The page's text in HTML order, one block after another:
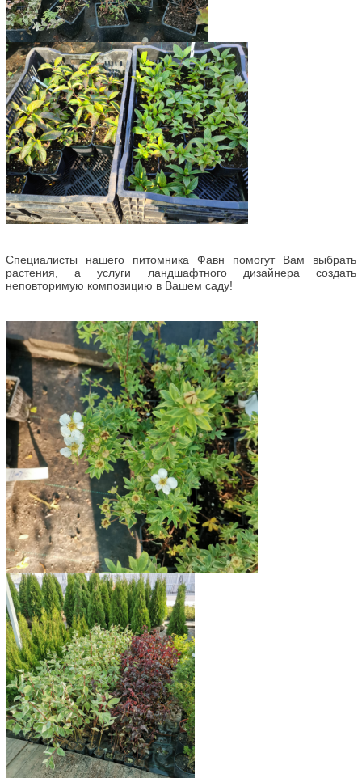
Специалисты нашего питомника Фавн помогут Вам выбрать
растения, а услуги ландшафтного дизайнера создать
неповторимую композицию в Вашем саду!